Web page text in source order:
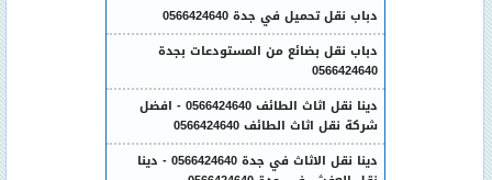
دباب نقل تحميل في جدة 0566424640
دباب نقل بضائع من المستودعات بجدة
0566424640
دينا نقل اثاث الطائف 0566424640 - افضل
شركة نقل اثاث الطائف 0566424640
دينا نقل الاثاث في جدة 0566424640 - دينا